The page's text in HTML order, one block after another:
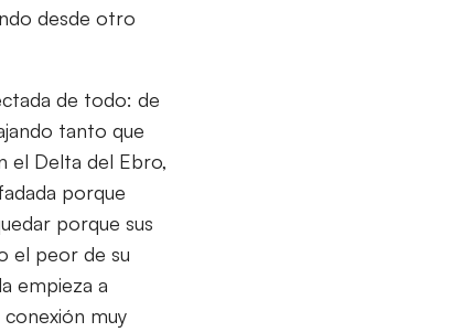
desde otro
de todo: de
tanto que
el Delta del Ebro,
porque
porque sus
el peor de su
empieza a
muy